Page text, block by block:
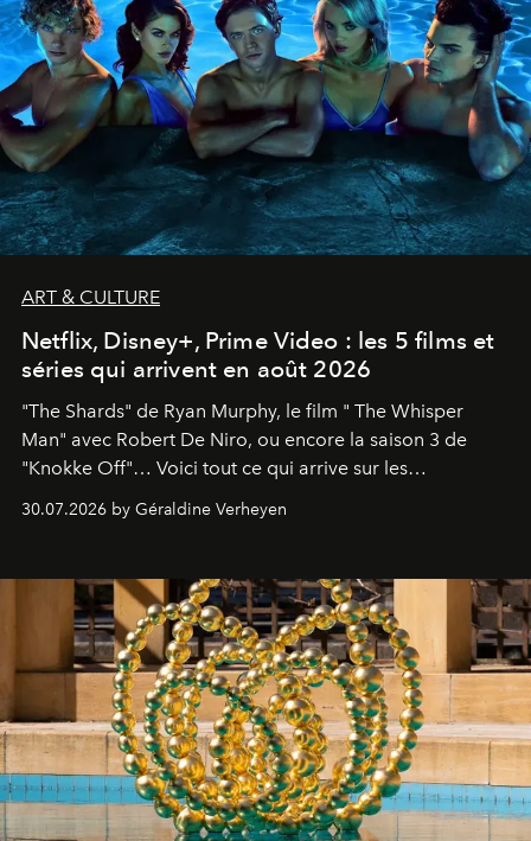
ART & CULTURE
Netflix, Disney+, Prime Video : les 5 films et
séries qui arrivent en août 2026
"The Shards" de Ryan Murphy, le film " The Whisper
Man" avec Robert De Niro, ou encore la saison 3 de
"Knokke Off"… Voici tout ce qui arrive sur les
plateformes de streaming en août 2026.
30.07.2026 by Géraldine Verheyen